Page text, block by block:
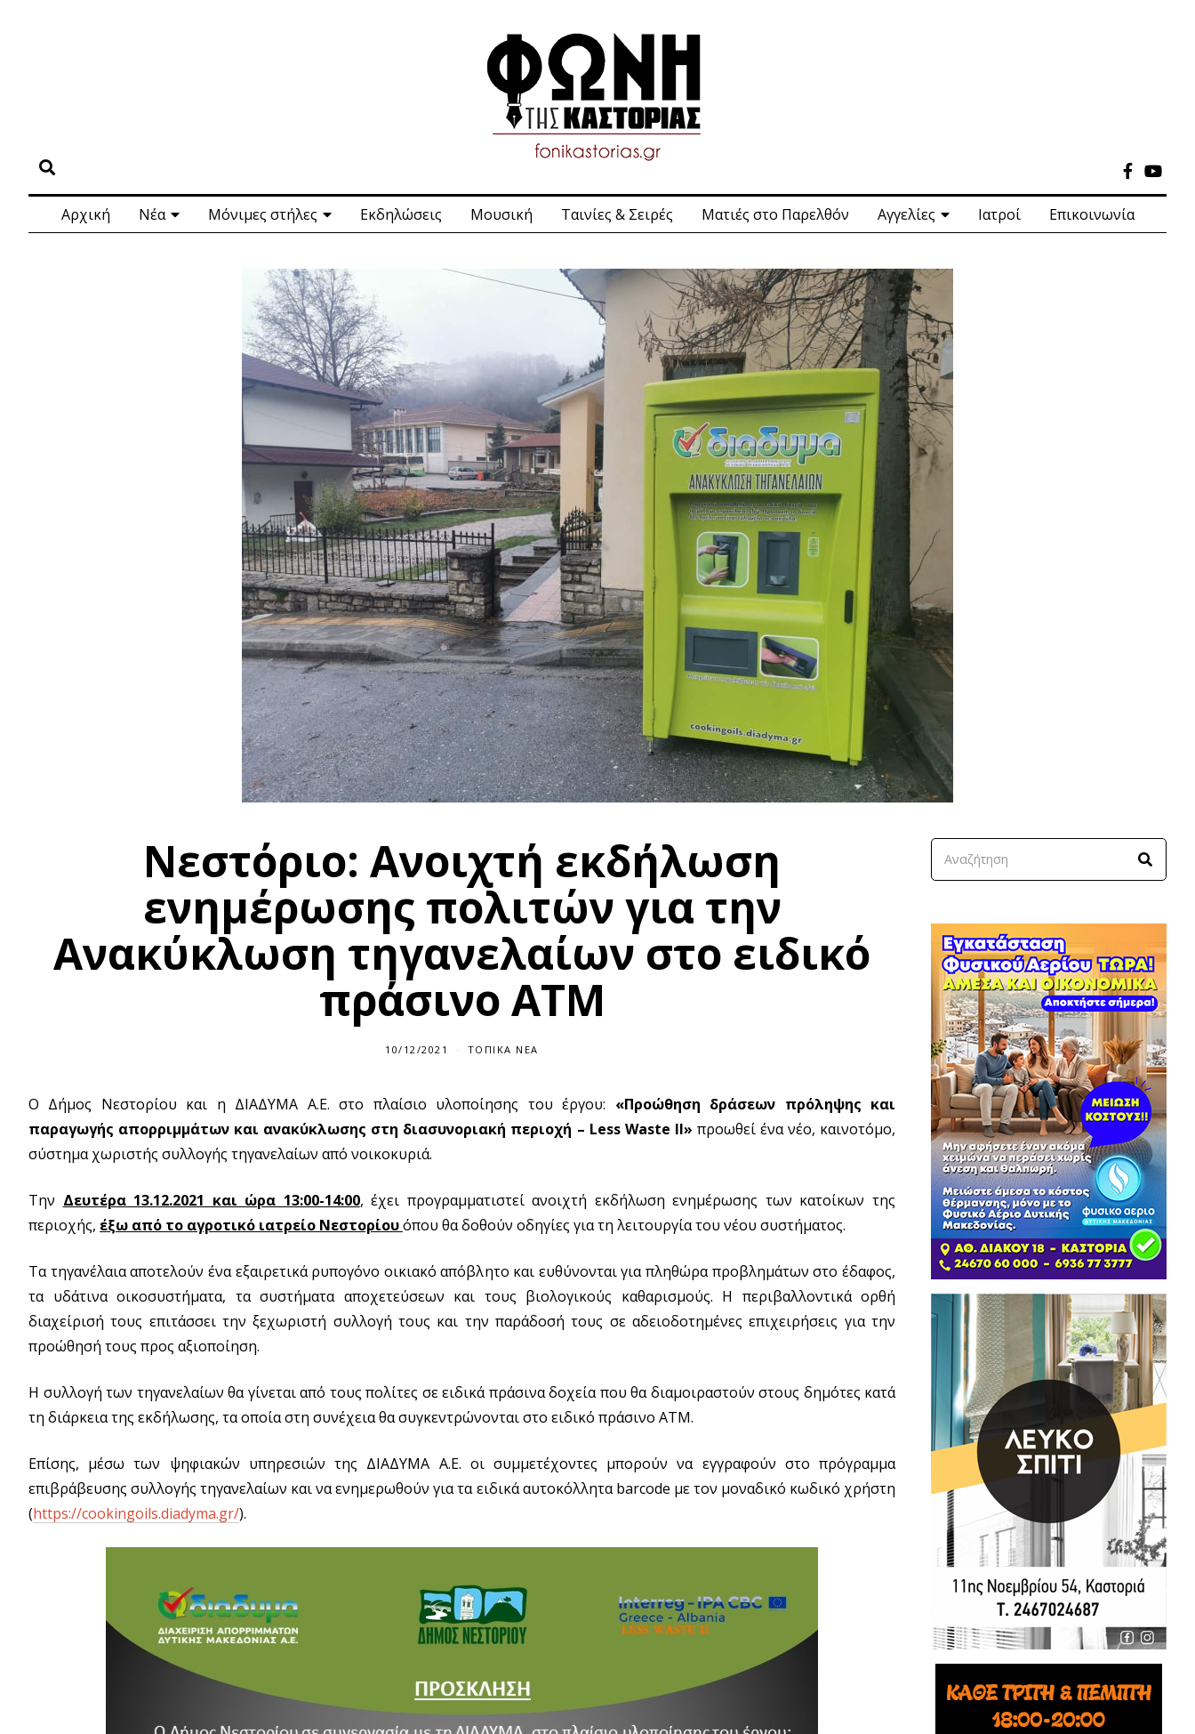
Αρχική Νέα Μόνιμες στήλες Εκδηλώσεις Μουσική Ταινίες & Σειρές Ματιές στο Παρελθόν Αγγελίες Ιατροί Επικοινωνία
Νεστόριο: Ανοιχτή εκδήλωση
ενημέρωσης πολιτών για την
Ανακύκλωση τηγανελαίων στο ειδικό
πράσινο ΑΤΜ
10/12/2021 ΤΟΠΙΚΆ ΝΈΑ
Ο Δήμος Νεστορίου και η ΔΙΑΔΥΜΑ Α.Ε. στο πλαίσιο υλοποίησης του έργου: «Προώθηση δράσεων πρόληψης και
παραγωγής απορριμμάτων και ανακύκλωσης στη διασυνοριακή περιοχή – Less Waste II» προωθεί ένα νέο, καινοτόμο,
σύστημα χωριστής συλλογής τηγανελαίων από νοικοκυριά.
Την Δευτέρα 13.12.2021 και ώρα 13:00-14:00, έχει προγραμματιστεί ανοιχτή εκδήλωση ενημέρωσης των κατοίκων της
περιοχής, έξω από το αγροτικό ιατρείο Νεστορίουόπου θα δοθούν οδηγίες για τη λειτουργία του νέου συστήματος.
Τα τηγανέλαια αποτελούν ένα εξαιρετικά ρυπογόνο οικιακό απόβλητο και ευθύνονται για πληθώρα προβλημάτων στο έδαφος,
τα υδάτινα οικοσυστήματα, τα συστήματα αποχετεύσεων και τους βιολογικούς καθαρισμούς. Η περιβαλλοντικά ορθή
διαχείρισή τους επιτάσσει την ξεχωριστή συλλογή τους και την παράδοσή τους σε αδειοδοτημένες επιχειρήσεις για την
προώθησή τους προς αξιοποίηση.
Η συλλογή των τηγανελαίων θα γίνεται από τους πολίτες σε ειδικά πράσινα δοχεία που θα διαμοιραστούν στους δημότες κατά
τη διάρκεια της εκδήλωσης, τα οποία στη συνέχεια θα συγκεντρώνονται στο ειδικό πράσινο ΑΤΜ.
Επίσης, μέσω των ψηφιακών υπηρεσιών της ΔΙΑΔΥΜΑ Α.Ε. οι συμμετέχοντες μπορούν να εγγραφούν στο πρόγραμμα
επιβράβευσης συλλογής τηγανελαίων και να ενημερωθούν για τα ειδικά αυτοκόλλητα barcode με τον μοναδικό κωδικό χρήστη
(https://cookingoils.diadyma.gr/).